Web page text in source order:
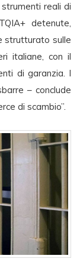
reali di
detenute,
strutturato sulle
italiane, con il
di garanzia. I
– conclude
di scambio”.